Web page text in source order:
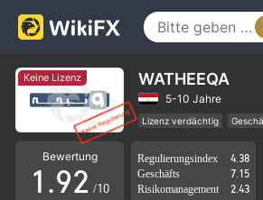
Keine Lizenz WATHEEQA
5-10 Jahre
Lizenz verdächtig
Hohes potenzielles Risiko
Bewertung
0
1.
5
6
7
8
9
0
1
2 /10
Regulierungsindex
4.38
Geschäfts
7.15
Risikomanagement
2.43